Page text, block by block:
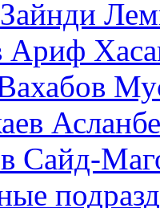
Ариф
Сайд-